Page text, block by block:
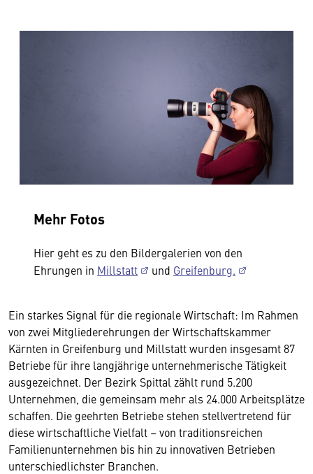
Mehr Fotos
Hier geht es zu den Bildergalerien von den
Ehrungen in Millstatt und Greifenburg.
Ein starkes Signal für die regionale Wirtschaft: Im Rahmen
von zwei Mitgliederehrungen der Wirtschaftskammer
Kärnten in Greifenburg und Millstatt wurden insgesamt 87
Betriebe für ihre langjährige unternehmerische Tätigkeit
ausgezeichnet. Der Bezirk Spittal zählt rund 5.200
Unternehmen, die gemeinsam mehr als 24.000 Arbeitsplätze
schaffen. Die geehrten Betriebe stehen stellvertretend für
diese wirtschaftliche Vielfalt – von traditionsreichen
Familienunternehmen bis hin zu innovativen Betrieben
unterschiedlichster Branchen.